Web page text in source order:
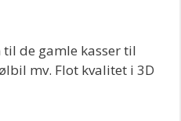
de gamle kasser til
mv. Flot kvalitet i 3D